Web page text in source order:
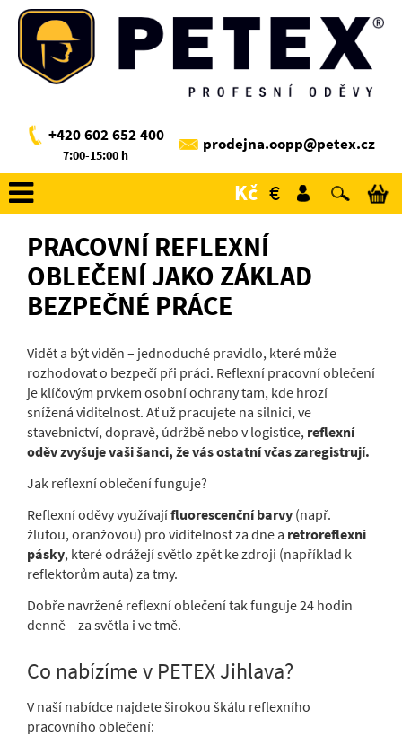
+420 602 652 400
7:00-15:00 h
prodejna.oopp@petex.cz
Kč €
PRACOVNÍ REFLEXNÍ
OBLEČENÍ JAKO ZÁKLAD
BEZPEČNÉ PRÁCE
Vidět a být viděn – jednoduché pravidlo, které může
rozhodovat o bezpečí při práci. Reflexní pracovní oblečení
je klíčovým prvkem osobní ochrany tam, kde hrozí
snížená viditelnost. Ať už pracujete na silnici, ve
stavebnictví, dopravě, údržbě nebo v logistice, reflexní
oděv zvyšuje vaši šanci, že vás ostatní včas zaregistrují.
Jak reflexní oblečení funguje?
Reflexní oděvy využívajífluorescenční barvy (např.
žlutou, oranžovou) pro viditelnost za dne a retroreflexní
pásky, které odrážejí světlo zpět ke zdroji (například k
reflektorům auta) za tmy.
Dobře navržené reflexní oblečení tak funguje 24 hodin
denně – za světla i ve tmě.
Co nabízíme v PETEX Jihlava?
V naší nabídce najdete širokou škálu reflexního
pracovního oblečení: